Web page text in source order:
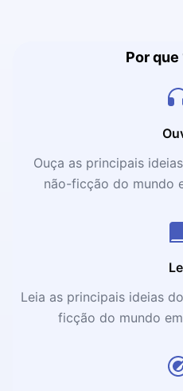
Por que
Ouça as principais
não-ficção do mundo
Leia as principais ideias
ficção do mundo